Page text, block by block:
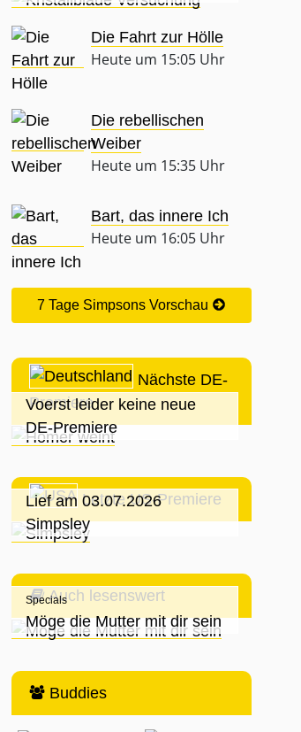
Die Fahrt zur Hölle
Heute um 15:05 Uhr
Die rebellischen
Weiber
Heute um 15:35 Uhr
Bart, das innere Ich
Heute um 16:05 Uhr
7 Tage Simpsons Vorschau
Nächste DE-
Premiere
Voerst leider keine neue
DE-Premiere
Letzte US-Premiere
Lief am 03.07.2026
Simpsley
Auch lesenswert
Specials
Möge die Mutter mit dir sein
Buddies